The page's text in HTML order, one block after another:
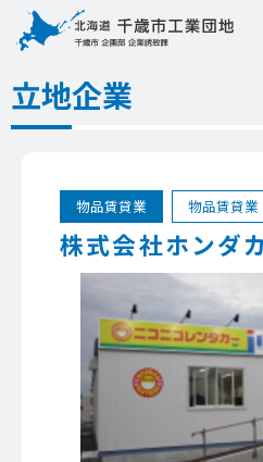
立地企業
物品賃貸業 物品賃貸業
株式会社ホンダ